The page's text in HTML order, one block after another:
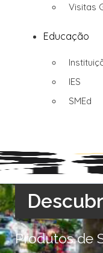
Visitas
Educação
IES
SMEd
Produtos de